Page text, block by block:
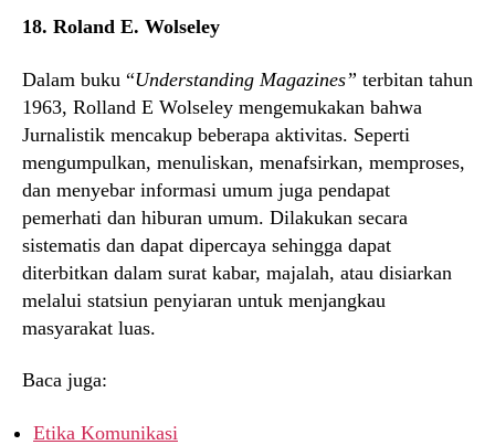
18. Roland E. Wolseley
Dalam buku “Understanding Magazines” terbitan tahun
1963, Rolland E Wolseley mengemukakan bahwa
Jurnalistik mencakup beberapa aktivitas. Seperti
mengumpulkan, menuliskan, menafsirkan, memproses,
dan menyebar informasi umum juga pendapat
pemerhati dan hiburan umum. Dilakukan secara
sistematis dan dapat dipercaya sehingga dapat
diterbitkan dalam surat kabar, majalah, atau disiarkan
melalui statsiun penyiaran untuk menjangkau
masyarakat luas.
Baca juga:
Etika Komunikasi